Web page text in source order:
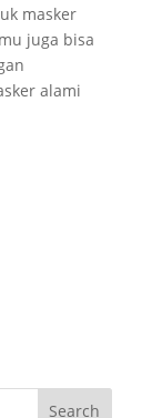
masker
juga bisa
alami